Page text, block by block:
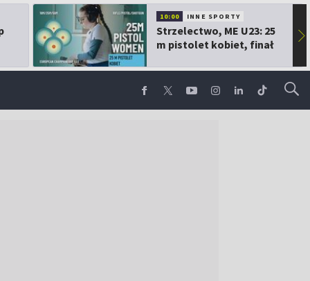
10:00 INNE SPORTY
Strzelectwo, ME U23: 25
m pistolet kobiet, finał
▶